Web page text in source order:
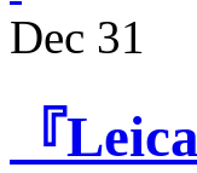
Dec 31
『